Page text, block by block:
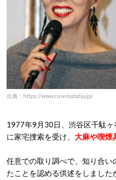
出典：https://www.cinematoday.jp/
1977年9月30日、渋谷区千駄
に家宅捜索を受け、 大麻や喫煙
任意での取り調べで、知り合
たことを認める供述をしまし